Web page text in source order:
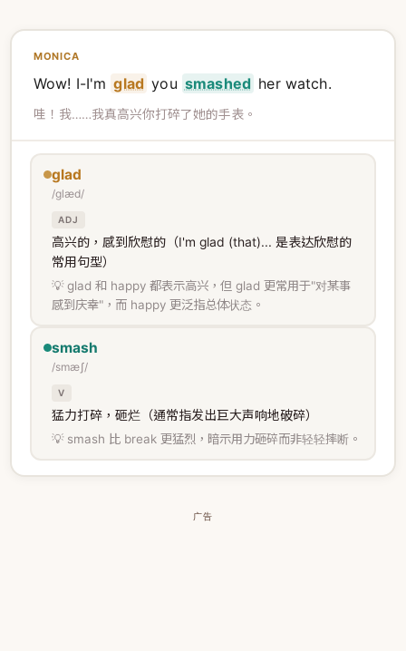
MONICA
Wow! I-I'm glad you smashed her watch.
哇！我……我真高兴你打碎了她的手表。
glad
/ɡlæd/
ADJ
高兴的，感到欣慰的（I'm glad (that)... 是表达欣慰的
常用句型）
💡 glad 和 happy 都表示高兴，但 glad 更常用于"对某事
感到庆幸"，而 happy 更泛指总体状态。
smash
/smæʃ/
V
猛力打碎，砸烂（通常指发出巨大声响地破碎）
💡 smash 比 break 更猛烈，暗示用力砸碎而非轻轻摔断。
广告